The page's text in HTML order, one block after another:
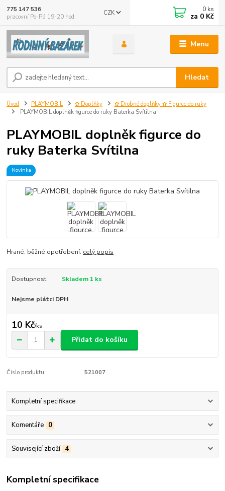
Menu
CZK
Hledat
775 147 536
pracovní Po-Pá 19-20 hod.
0 ks
za 0 Kč
Úvod PLAYMOBIL ✿ Doplňky
✿ Drobné doplňky ✿ Figurce do ruky
PLAYMOBIL doplněk figurce do ruky Baterka Svítilna
PLAYMOBIL doplněk figurce do
ruky Baterka Svítilna
Novinka
Hrané, běžné opotřebení. celý popis
Dostupnost Skladem 1 ks
Nejsme plátci DPH
10 Kč/ks
Přidat do košíku
Číslo produktu: 521007
Kompletní specifikace
Komentáře 0
Související zboží 4
Kompletní specifikace